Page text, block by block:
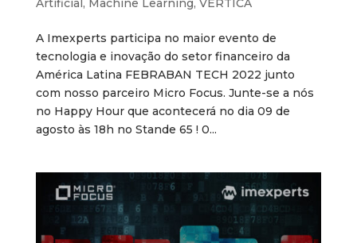
Artificial , Machine Learning, VERTICA
A Imexperts participa no maior evento de
tecnologia e inovação do setor financeiro da
América Latina FEBRABAN TECH 2022 junto
com nosso parceiro Micro Focus. Junte-se a nós
no Happy Hour que acontecerá no dia 09 de
agosto às 18h no Stande 65 ! 0...